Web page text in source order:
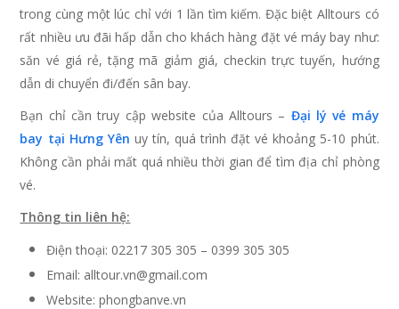
trong cùng một lúc chỉ với 1 lần tìm kiếm. Đặc biệt Alltours có
rất nhiều ưu đãi hấp dẫn cho khách hàng đặt vé máy bay như:
săn vé giá rẻ, tặng mã giảm giá, checkin trực tuyến, hướng
dẫn di chuyển đi/đến sân bay.
Bạn chỉ cần truy cập website của Alltours – Đại lý vé máy
bay tại Hưng Yên uy tín, quá trình đặt vé khoảng 5-10 phút.
Không cần phải mất quá nhiều thời gian để tìm địa chỉ phòng
vé.
Thông tin liên hệ:
Điện thoại: 02217 305 305 – 0399 305 305
Email: alltour.vn@gmail.com
Website: phongbanve.vn